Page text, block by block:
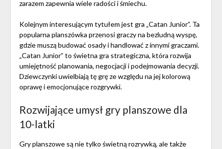
zarazem zapewnia wiele radości i śmiechu.
Kolejnym interesującym tytułem jest gra „Catan Junior”. Ta
popularna planszówka przenosi graczy na bezludną wyspę,
gdzie muszą budować osady i handlować z innymi graczami.
„Catan Junior” to świetna gra strategiczna, która rozwija
umiejętność planowania, negocjacji i podejmowania decyzji.
Dziewczynki uwielbiają tę grę ze względu na jej kolorową
oprawę i emocjonujące rozgrywki.
Rozwijające umysł gry planszowe dla
10-latki
Gry planszowe są nie tylko świetną rozrywką, ale także